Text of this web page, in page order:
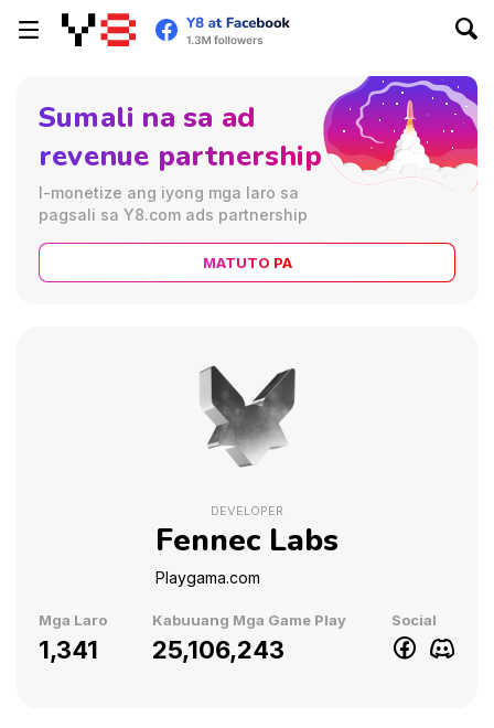
DEVELOPER
Fennec Labs
Playgama.com
Mga Laro
1,341
Kabuuang Mga Game Play
25,106,243
Social
Sumali na sa ad
revenue partnership
I-monetize ang iyong mga laro sa
pagsali sa Y8.com ads partnership
MATUTO PA